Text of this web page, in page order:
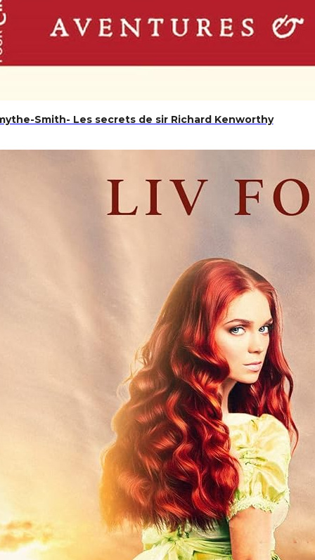
Smith- Les secrets de sir Richard Kenworthy